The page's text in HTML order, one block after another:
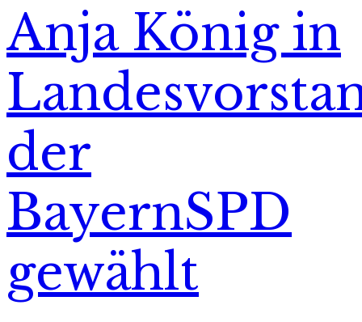
Anja König in
der
BayernSPD
gewählt